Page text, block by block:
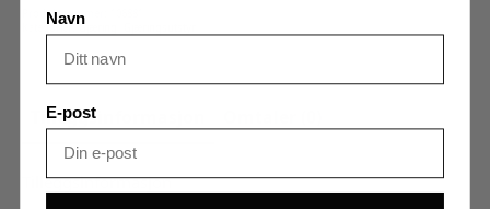
vekter
antall
Produktnummer:
Kategorier:Gjæring
Tilleggsinformasjon
Tilleggsinformasjon
Navn
E-post